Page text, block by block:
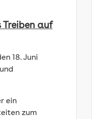
Treiben auf
18. Juni
ein
zum